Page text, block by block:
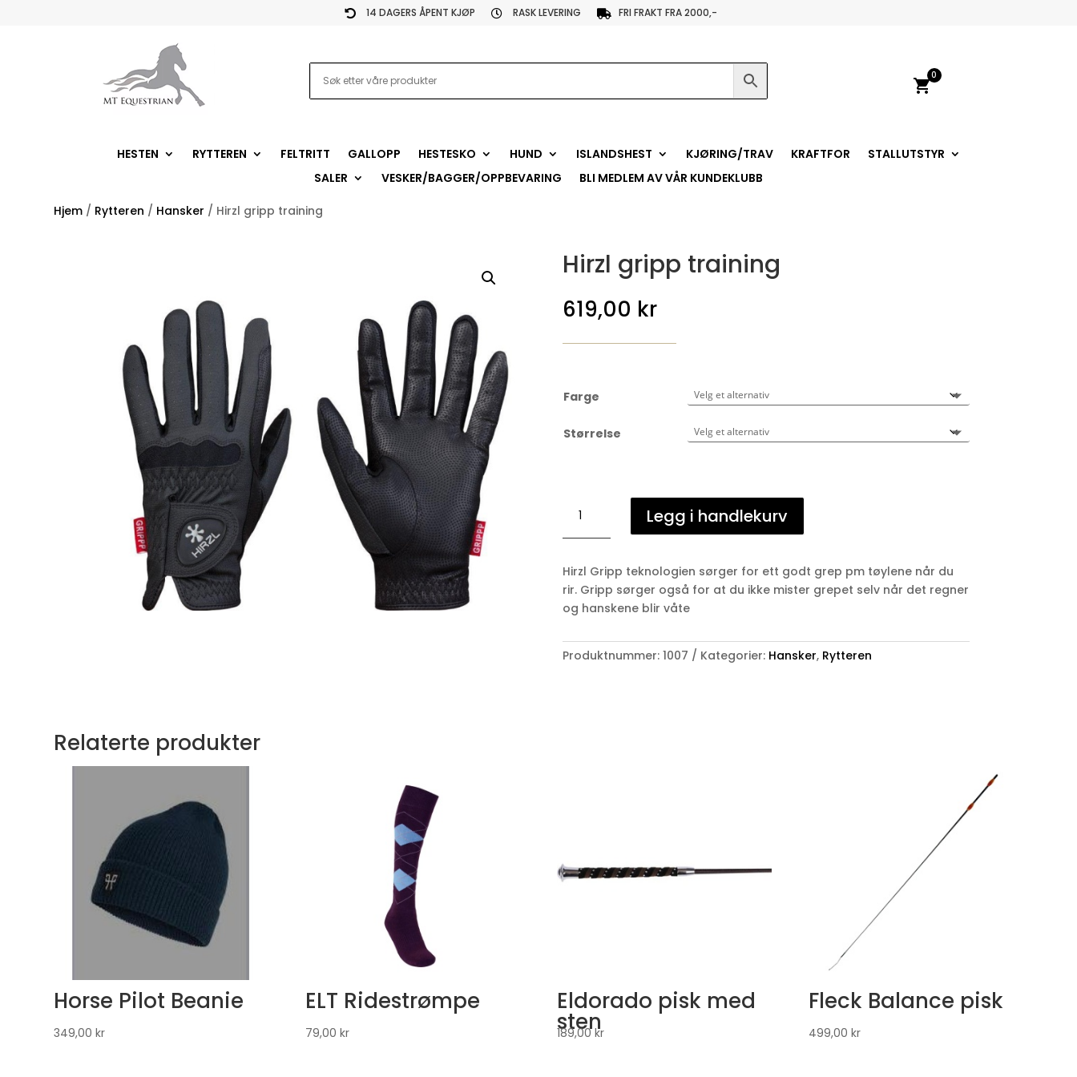
 14 DAGERS ÅPENT KJØP  RASK LEVERING  FRI FRAKT FRA 2000,-
shopping_cart
0
HESTEN RYTTEREN FELTRITT GALLOPP HESTESKO HUND ISLANDSHEST KJØRING/TRAV KRAFTFOR
STALLUTSTYR
SALER
VESKER/BAGGER/OPPBEVARING BLI MEDLEM AV VÅR KUNDEKLUBB
Hjem / Rytteren / Hansker / Hirzl gripp training
Hirzl gripp training
619,00 kr
Farge
Størrelse
gripp
training
Legg i handlekurv
Hirzl Gripp teknologien sørger for ett godt grep pm tøylene når du
rir. Gripp sørger også for at du ikke mister grepet selv når det regner
og hanskene blir våte
Produktnummer: 1007 Kategorier: Hansker, Rytteren
Relaterte produkter
Horse Pilot Beanie
349,00kr
ELT Ridestrømpe
79,00kr
Eldorado pisk med
sten
189,00kr
Fleck Balance pisk
499,00 kr